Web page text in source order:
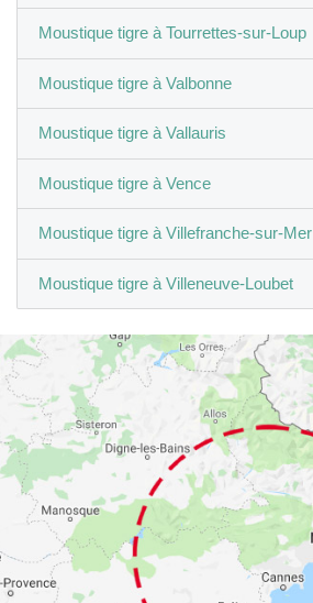
Moustique tigre à Tourrettes-sur-Loup
Moustique tigre à Valbonne
Moustique tigre à Vallauris
Moustique tigre à Vence
Moustique tigre à Villefranche-sur-Mer
Moustique tigre à Villeneuve-Loubet